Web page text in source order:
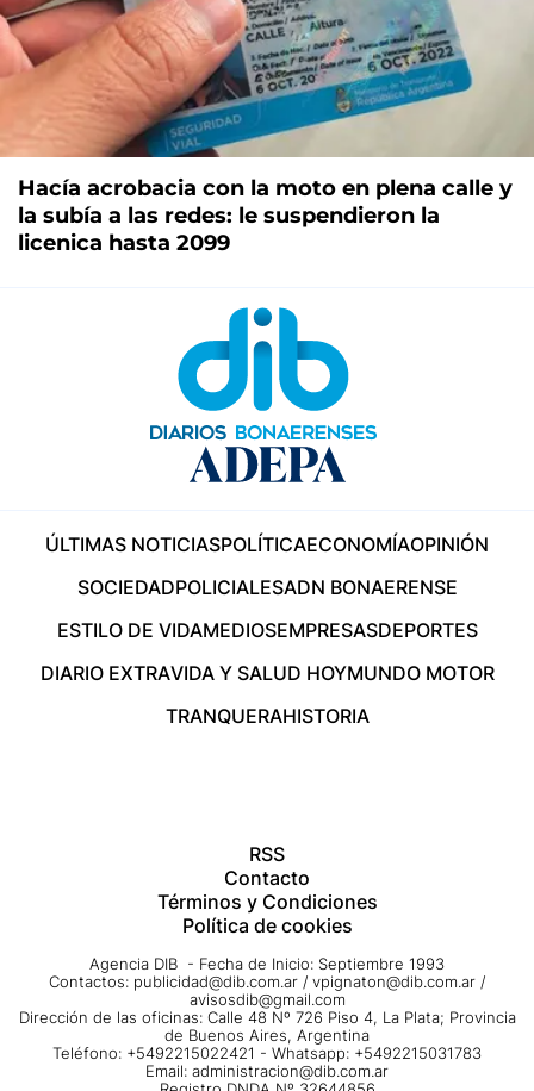
Hacía acrobacia con la moto en plena calle y
la subía a las redes: le suspendieron la
licenica hasta 2099
ÚLTIMAS NOTICIASPOLÍTICAECONOMÍAOPINIÓN
SOCIEDADPOLICIALESADN BONAERENSE
ESTILO DE VIDAMEDIOSEMPRESASDEPORTES
DIARIO EXTRAVIDA Y SALUD HOYMUNDO MOTOR
TRANQUERAHISTORIA
RSS
Contacto
Términos y Condiciones
Política de cookies
Agencia DIB - Fecha de Inicio: Septiembre 1993
Contactos: publicidad@dib.com.ar / vpignaton@dib.com.ar /
avisosdib@gmail.com
Dirección de las oficinas: Calle 48 Nº 726 Piso 4, La Plata; Provincia
de Buenos Aires, Argentina
Teléfono: +5492215022421 - Whatsapp: +5492215031783
Email: administracion@dib.com.ar